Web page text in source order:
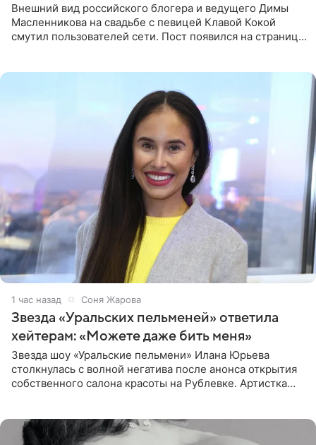
Внешний вид российского блогера и ведущего Димы
Масленникова на свадьбе с певицей Клавой Кокой
смутил пользователей сети. Пост появился на странице
1 час назад Соня Жарова
Звезда «Уральских пельменей» ответила
хейтерам: «Можете даже бить меня»
Звезда шоу «Уральские пельмени» Илана Юрьева
столкнулась с волной негатива после анонса открытия
собственного салона красоты на Рублевке. Артистка